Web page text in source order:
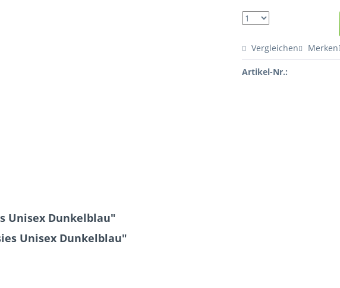
Vergleichen Merken
Artikel-Nr.:
Unisex Dunkelblau"
Unisex Dunkelblau"